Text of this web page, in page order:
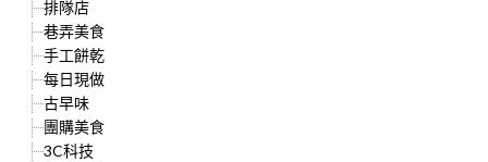
排隊店
巷弄美食
手工餅乾
每日現做
古早味
團購美食
3C科技